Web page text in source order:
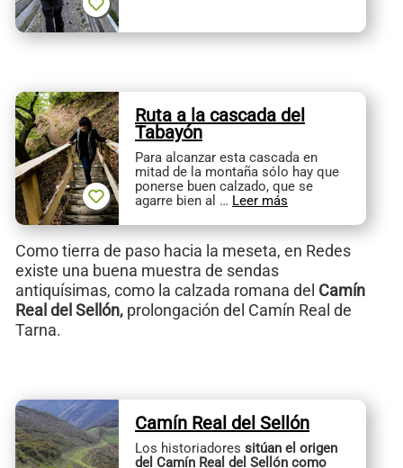
Ruta a la cascada del
Tabayón
Para alcanzar esta cascada en
mitad de la montaña sólo hay que
ponerse buen calzado, que se
agarre bien al … Leer más
Como tierra de paso hacia la meseta, en Redes
existe una buena muestra de sendas
antiquísimas, como la calzada romana del Camín
Real del Sellón, prolongación del Camín Real de
Tarna.
Camín Real del Sellón
Los historiadores sitúan el origen
del Camín Real del Sellón como